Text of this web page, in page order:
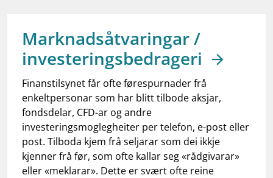
dashboardInformasjon for investorer
notifications_noneAbonner på nyhetsvarsel
Marknadsåtvaringar /
investeringsbedrageri
Finanstilsynet får ofte førespurnader frå
enkeltpersonar som har blitt tilbode aksjar,
fondsdelar, CFD-ar og andre
investeringsmoglegheiter per telefon, e-post eller
post. Tilboda kjem frå seljarar som dei ikkje
kjenner frå før, som ofte kallar seg «rådgivarar»
eller «meklarar». Dette er svært ofte reine